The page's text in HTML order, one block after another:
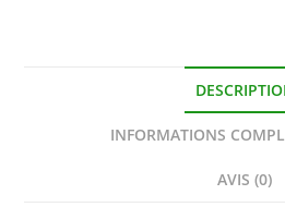
INFORMATIONS
AVIS (0)